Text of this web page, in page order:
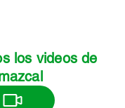
los videos de